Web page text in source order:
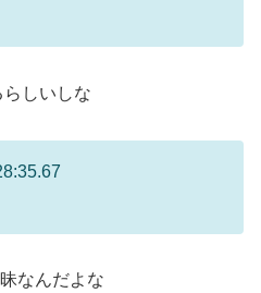
しいしな
なんだよな